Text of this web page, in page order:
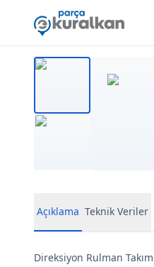
Açıklama Teknik Veriler
Direksiyon Rulman